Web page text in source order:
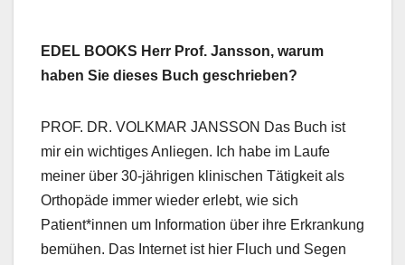
EDEL BOOKS Herr Prof. Jans­son, warum
haben Sie dieses Buch geschrieben?
PROF. DR. VOLKMAR JANSSON Das Buch ist
mir ein wichtiges Anliegen. Ich habe im Laufe
mein­er über 30-jähri­gen klin­is­chen Tätigkeit als
Orthopäde immer wieder erlebt, wie sich
Patient*innen um Infor­ma­tion über ihre Erkrankung
bemühen. Das Inter­net ist hier Fluch und Segen